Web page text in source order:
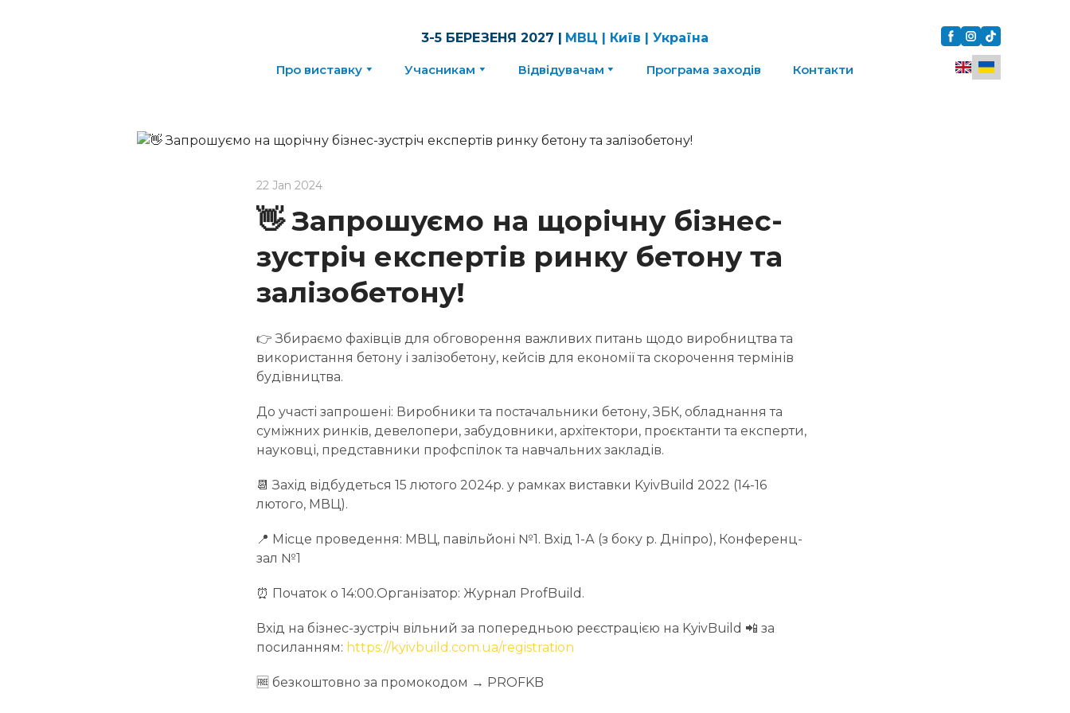
3-5 БЕРЕЗЕНЯ 2027 | МВЦ | Київ | Україна
Про виставку Учасникам Відвідувачам Програма заходів Контакти
22 Jan 2024
👋 Запрошуємо на щорічну бізнес-
зустріч експертів ринку бетону та
залізобетону!
👉 Збираємо фахівців для обговорення важливих питань щодо виробництва та
використання бетону і залізобетону, кейсів для економії та скорочення термінів
будівництва.
До участі запрошені: Виробники та постачальники бетону, ЗБК, обладнання та
суміжних ринків, девелопери, забудовники, архітектори, проєктанти та експерти,
науковці, представники профспілок та навчальних закладів.
📆 Захід відбудеться 15 лютого 2024р. у рамках виставки KyivBuild 2022 (14-16
лютого, МВЦ).
📍 Місце проведення: МВЦ, павільйоні №1. Вхід 1-А (з боку р. Дніпро), Конференц-
зал №1
⏰ Початок о 14:00.Організатор: Журнал ProfBuild.
Вхід на бізнес-зустріч вільний за попередньою реєстрацією на KyivBuild 📲 за
посиланням: https://kyivbuild.com.ua/registration
🆓 безкоштовно за промокодом → PROFKB